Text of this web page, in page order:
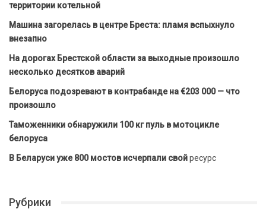
территории котельной
Машина загорелась в центре Бреста: пламя вспыхнуло
внезапно
На дорогах Брестской области за выходные произошло
несколько десятков аварий
Белоруса подозревают в контрабанде на €203 000 — что
произошло
Таможенники обнаружили 100 кг пуль в мотоцикле
белоруса
В Беларуси уже 800 мостов исчерпали свойресурс
Рубрики